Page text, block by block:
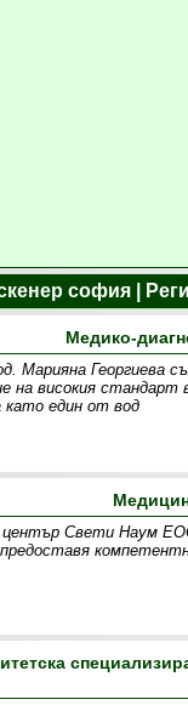
софия |
Медико-
Марияна Георгиева
на високия
като един от вод
Свети Наум